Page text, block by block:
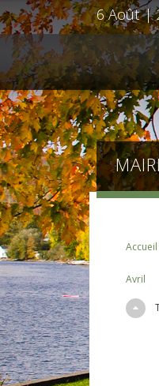
6 Août |
Accueil
Avril